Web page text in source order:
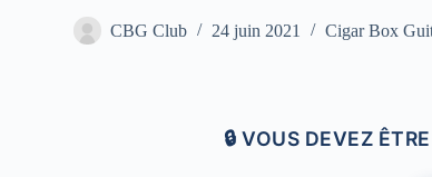
CBG Club 24 juin 2021 Cigar Box
🔒 VOUS DEVEZ